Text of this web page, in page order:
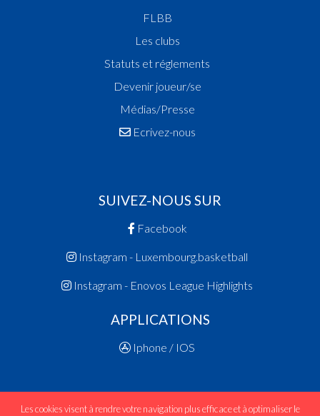
FLBB
Les clubs
Statuts et réglements
Devenir joueur/se
Médias/Presse
Ecrivez-nous
SUIVEZ-NOUS SUR
Facebook
Instagram - Luxembourg.basketball
Instagram - Enovos League Highlights
APPLICATIONS
Iphone / IOS
Les cookies visent à rendre votre navigation plus efficace et à optimaliser le